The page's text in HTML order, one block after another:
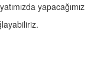
yapacağımız